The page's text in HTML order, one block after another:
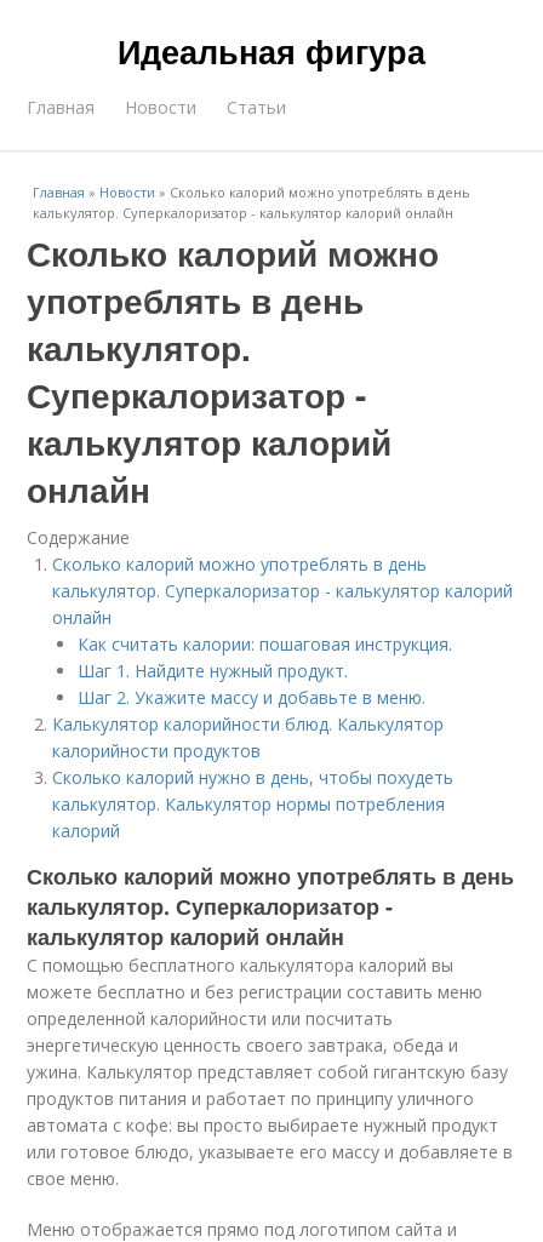
Идеальная фигура
Главная Новости Статьи
Главная » Новости » Сколько калорий можно употреблять в день
калькулятор. Суперкалоризатор - калькулятор калорий онлайн
Сколько калорий можно
употреблять в день
калькулятор.
Суперкалоризатор -
калькулятор калорий
онлайн
Содержание
Сколько калорий можно употреблять в день
калькулятор. Суперкалоризатор - калькулятор калорий
онлайн
Как считать калории: пошаговая инструкция.
Шаг 1. Найдите нужный продукт.
Шаг 2. Укажите массу и добавьте в меню.
Калькулятор калорийности блюд. Калькулятор
калорийности продуктов
Сколько калорий нужно в день, чтобы похудеть
калькулятор. Калькулятор нормы потребления
калорий
Сколько калорий можно употреблять в день
калькулятор. Суперкалоризатор -
калькулятор калорий онлайн
С помощью бесплатного калькулятора калорий вы
можете бесплатно и без регистрации составить меню
определенной калорийности или посчитать
энергетическую ценность своего завтрака, обеда и
ужина. Калькулятор представляет собой гигантскую базу
продуктов питания и работает по принципу уличного
автомата с кофе: вы просто выбираете нужный продукт
или готовое блюдо, указываете его массу и добавляете в
свое меню.
Меню отображается прямо под логотипом сайта и